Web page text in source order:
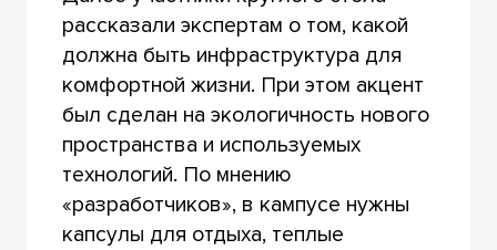
рассказали экспертам о том, какой
должна быть инфраструктура для
комфортной жизни. При этом акцент
был сделан на экологичность нового
пространства и используемых
технологий. По мнению
«разработчиков», в кампусе нужны
капсулы для отдыха, теплые